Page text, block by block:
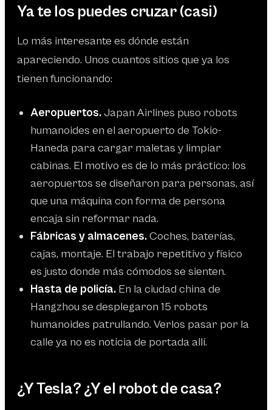
Ya te los puedes cruzar (casi)
Lo más interesante es dónde están
apareciendo. Unos cuantos sitios que ya los
tienen funcionando:
Aeropuertos.Japan Airlines puso robots
humanoides en el aeropuerto de Tokio-
Haneda para cargar maletas y limpiar
cabinas. El motivo es de lo más práctico: los
aeropuertos se diseñaron para personas, así
que una máquina con forma de persona
encaja sin reformar nada.
Fábricas y almacenes.Coches, baterías,
cajas, montaje. El trabajo repetitivo y físico
es justo donde más cómodos se sienten.
Hasta de policía. En la ciudad china de
Hangzhou se desplegaron 15 robots
humanoides patrullando. Verlos pasar por la
calle ya no es noticia de portada allí.
¿Y Tesla? ¿Y el robot de casa?